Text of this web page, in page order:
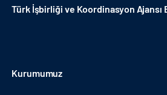
Türk İşbirliği ve Koordinasyon Ajansı
Kurumumuz